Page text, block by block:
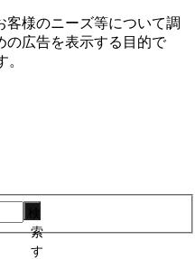
客様のニーズ等について調
の広告を表⽰する⽬的で
索
す